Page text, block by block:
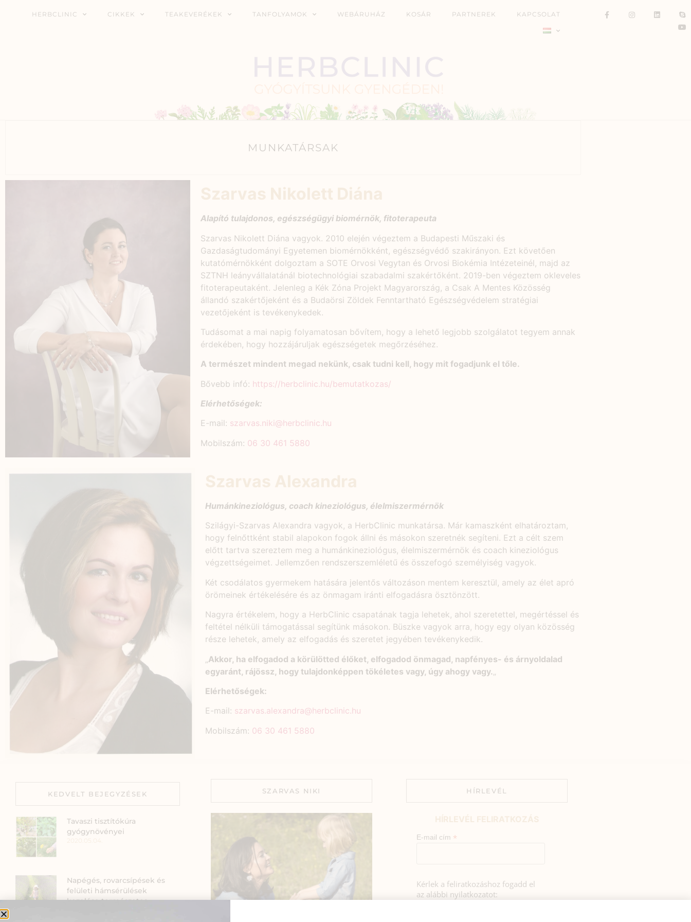
HERBCLINIC CIKKEK TEAKEVERÉKEK TANFOLYAMOK WEBÁRUHÁZ KOSÁR PARTNEREK KAPCSOLAT
MUNKATÁRSAK
Alapító tulajdonos, egészségügyi biomérnök, fitoterapeuta
Szarvas Nikolett Diána vagyok. 2010 elején végeztem a Budapesti Műszaki és
Gazdaságtudományi Egyetemen biomérnökként, egészségvédő szakirányon. Ezt követően
kutatómérnökként dolgoztam a SOTE Orvosi Vegytan és Orvosi Biokémia Intézeteinél, majd az
SZTNH leányvállalatánál biotechnológiai szabadalmi szakértőként. 2019-ben végeztem okleveles
fitoterapeutaként. Jelenleg a Kék Zóna Projekt Magyarország, a Csak A Mentes Közösség
állandó szakértőjeként és a Budaörsi Zöldek Fenntartható Egészségvédelem stratégiai
vezetőjeként is tevékenykedek.
Tudásomat a mai napig folyamatosan bővítem, hogy a lehető legjobb szolgálatot tegyem annak
érdekében, hogy hozzájáruljak egészségetek megőrzéséhez.
A természet mindent megad nekünk, csak tudni kell, hogy mit fogadjunk el tőle.
Bővebb infó: https://herbclinic.hu/bemutatkozas/
Elérhetőségek:
E-mail: szarvas.niki@herbclinic.hu
Mobilszám: 06 30 461 5880
Humánkineziológus, coach kineziológus, élelmiszermérnök
Szilágyi-Szarvas Alexandra vagyok, a HerbClinic munkatársa. Már kamaszként elhatároztam,
hogy felnőttként stabil alapokon fogok állni és másokon szeretnék segíteni. Ezt a célt szem
előtt tartva szereztem meg a humánkineziológus, élelmiszermérnök és coach kineziológus
végzettségeimet. Jellemzően rendszerszemléletű és összefogó személyiség vagyok.
Két csodálatos gyermekem hatására jelentős változáson mentem keresztül, amely az élet apró
örömeinek értékelésére és az önmagam iránti elfogadásra ösztönzött.
Nagyra értékelem, hogy a HerbClinic csapatának tagja lehetek, ahol szeretettel, megértéssel és
feltétel nélküli támogatással segítünk másokon. Büszke vagyok arra, hogy egy olyan közösség
része lehetek, amely az elfogadás és szeretet jegyében tevékenykedik.
Akkor, ha elfogadod a körülötted élőket, elfogadod önmagad, napfényes- és árnyoldalad
egyaránt, rájössz, hogy tulajdonképpen tökéletes vagy, úgy ahogy vagy.
Elérhetőségek:
E-mail: szarvas.alexandra@herbclinic.hu
Mobilszám: 06 30 461 5880
KEDVELT BEJEGYZÉSEK
Tavaszi tisztítókúra
gyógynövényei
Napégés, rovarcsípések és
felületi hámsérülések
kezelése természetes
SZARVAS NIKI HÍRLEVÉL
E-mail cím *
Kérlek a feliratkozáshoz fogadd el
az alábbi nyilatkozatot: